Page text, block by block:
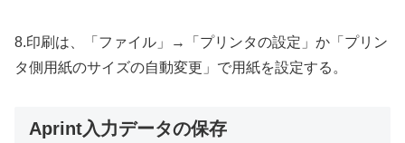
8.印刷は、「ファイル」→「プリンタの設定」か「プリン
タ側用紙のサイズの自動変更」で用紙を設定する。
Aprint入力データの保存